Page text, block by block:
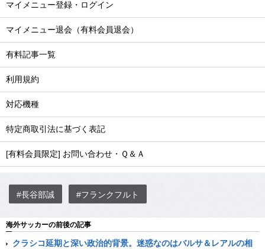
マイメニュー登録・ログイン
マイメニュー退会（有料会員退会）
有料記事一覧
利用規約
対応機種
特定商取引法に基づく表記
[有料会員限定] お問い合わせ・Ｑ＆Ａ
#長谷部誠 #フランクフルト
海外サッカーの前後の記事
クラシコ延期と深い政治的背景。迷惑なのはバルサ＆レアルの相